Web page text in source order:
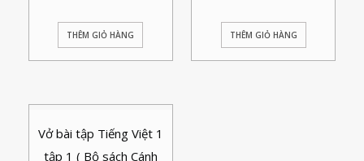
THÊM GIỎ HÀNG THÊM GIỎ HÀNG
Vở bài tập Tiếng Việt 1
tập 1 ( Bộ sách Cánh